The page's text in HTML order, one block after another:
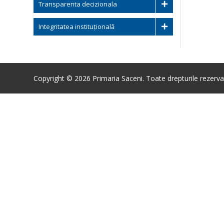
Transparenta decizionala
Integritatea instituțională
Copyright © 2026 Primaria Saceni. Toate drepturile